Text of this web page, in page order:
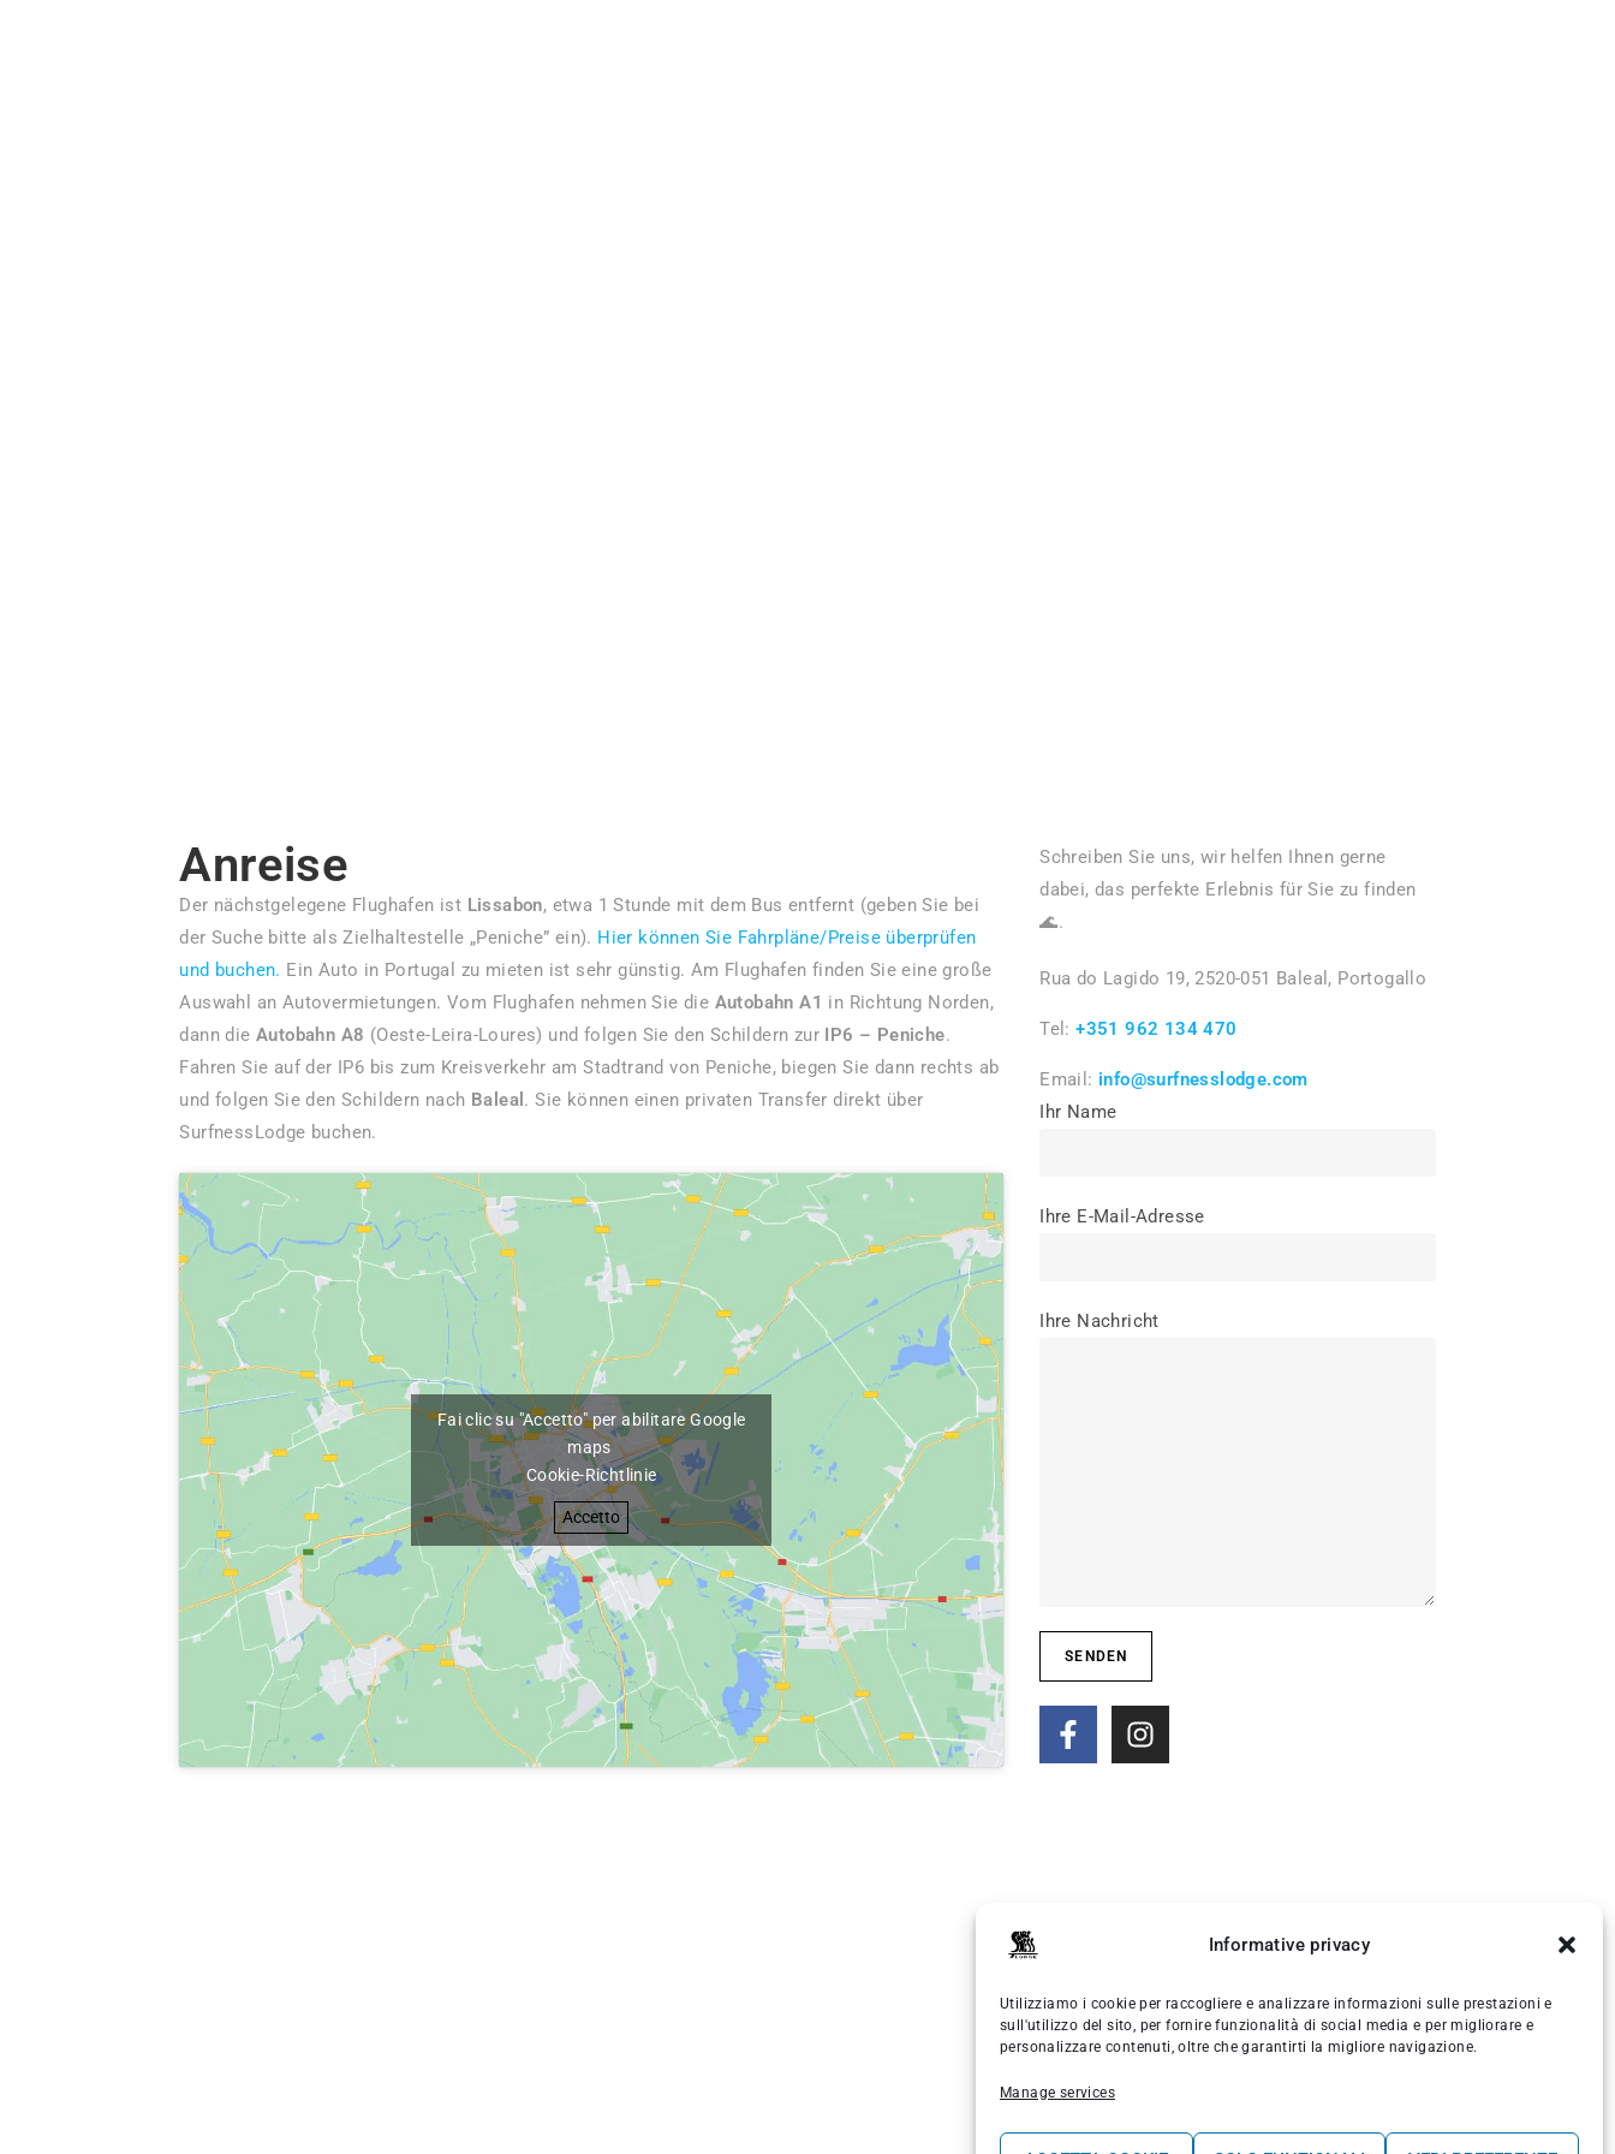
Informative privacy
Utilizziamo i cookie per raccogliere e analizzare informazioni sulle prestazioni e
sull'utilizzo del sito, per fornire funzionalità di social media e per migliorare e
personalizzare contenuti, oltre che garantirti la migliore navigazione.
Manage services
Anreise
Der nächstgelegene Flughafen ist Lissabon, etwa 1 Stunde mit dem Bus entfernt (geben Sie bei
der Suche bitte als Zielhaltestelle „Peniche” ein). Hier können Sie Fahrpläne/Preise überprüfen
und buchen. Ein Auto in Portugal zu mieten ist sehr günstig. Am Flughafen finden Sie eine große
Auswahl an Autovermietungen. Vom Flughafen nehmen Sie die Autobahn A1 in Richtung Norden,
dann dieAutobahn A8 (Oeste-Leira-Loures) und folgen Sie den Schildern zur IP6 – Peniche.
Fahren Sie auf der IP6 bis zum Kreisverkehr am Stadtrand von Peniche, biegen Sie dann rechts ab
und folgen Sie den Schildern nach Baleal . Sie können einen privaten Transfer direkt über
SurfnessLodge buchen.
Fai clic su "Accetto" per abilitare Google
maps
Cookie-Richtlinie
Accetto
Schreiben Sie uns, wir helfen Ihnen gerne
dabei, das perfekte Erlebnis für Sie zu finden
🌊.
Rua do Lagido 19, 2520-051 Baleal, Portogallo
Tel:+351 962 134 470
Email: info@surfnesslodge.com
Ihr Name
Ihre E-Mail-Adresse
Ihre Nachricht